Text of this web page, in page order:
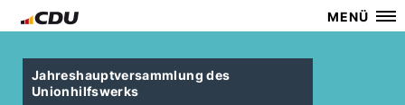
MENÜ
Jahreshauptversammlung des
Unionhilfswerks